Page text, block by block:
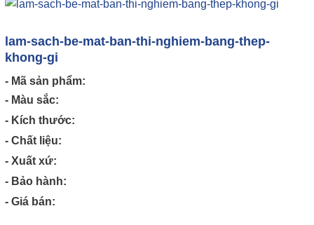
lam-sach-be-mat-ban-thi-nghiem-bang-thep-
khong-gi
- Mã sản phẩm:
- Màu sắc:
- Kích thước:
- Chất liệu:
- Xuất xứ:
- Bảo hành:
- Giá bán: